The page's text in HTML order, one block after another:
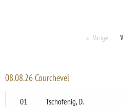
Vorige
08.08.26 Courchevel
01
Tschofenig, D.